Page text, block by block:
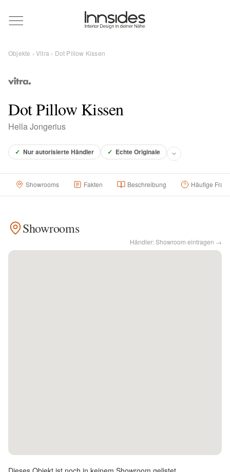
Magazin
Showrooms
Über uns
Kontakt
English
Objekte ›Vitra › Dot Pillow Kissen
Dot Pillow Kissen
Hella Jongerius
✓ Nur autorisierte Händler ✓ Echte Originale
Showrooms Fakten Beschreibung Häufige
Showrooms
Händler: Showroom eintragen →